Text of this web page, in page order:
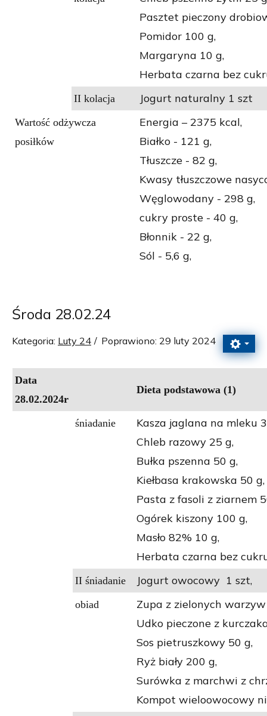
Pasztet pieczony
Pomidor 100 g,
Margaryna 10 g,
Herbata czarna bez
II kolacja Jogurt naturalny 1 szt
Wartość odżywcza
posiłków
Energia – 2375 kcal,
Białko - 121 g,
Tłuszcze - 82 g,
Kwasy tłuszczowe
Węglowodany - 298 g,
cukry proste - 40 g,
Błonnik - 22 g,
Sól - 5,6 g,
Środa 28.02.24
Kategoria: Luty 24 Poprawiono: 29 luty 2024
Data
28.02.2024r
Dieta podstawowa (1)
śniadanie
Kasza jaglana na mleku
Chleb razowy 25 g,
Bułka pszenna 50 g,
Kiełbasa krakowska 50 g,
Pasta z fasoli z ziarnem
Ogórek kiszony 100 g,
Masło 82% 10 g,
Herbata czarna bez
II śniadanie Jogurt owocowy 1 szt,
obiad
Zupa z zielonych
Udko pieczone z
Sos pietruszkowy 50 g,
Ryż biały 200 g,
Surówka z marchwi z
Kompot wieloowocowy